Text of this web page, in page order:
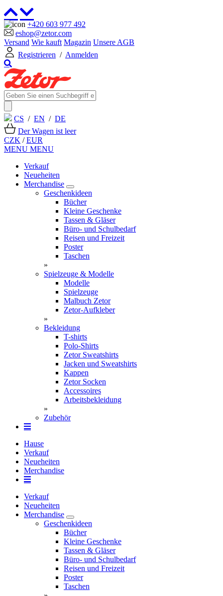
+420 603 977 492
eshop@zetor.com
Versand Wie kauft Magazin Unsere AGB
Registrieren / Anmelden
CS / EN / DE
Der Wagen ist leer
CZK /EUR
MENU MENU
Verkauf
Neueheiten
Merchandise
Geschenkideen
Bücher
Kleine Geschenke
Tassen & Gläser
Büro- und Schulbedarf
Reisen und Freizeit
Poster
Taschen
»
Spielzeuge & Modelle
Modelle
Spielzeuge
Malbuch Zetor
Zetor-Aufkleber
»
Bekleidung
T-shirts
Polo-Shirts
Zetor Sweatshirts
Jacken und Sweatshirts
Kappen
Zetor Socken
Ac­ces­soires
Arbeitsbekleidung
»
Zubehör
Hause
Verkauf
Neueheiten
Merchandise
Verkauf
Neueheiten
Merchandise
Geschenkideen
Bücher
Kleine Geschenke
Tassen & Gläser
Büro- und Schulbedarf
Reisen und Freizeit
Poster
Taschen